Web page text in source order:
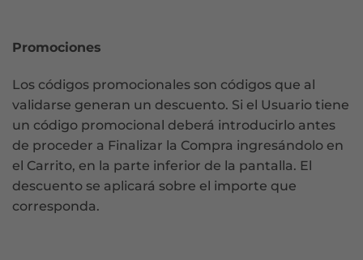
Promociones
Los códigos promocionales son códigos que al
validarse generan un descuento. Si el Usuario tiene
un código promocional deberá introducirlo antes
de proceder a Finalizar la Compra ingresándolo en
el Carrito, en la parte inferior de la pantalla. El
descuento se aplicará sobre el importe que
corresponda.